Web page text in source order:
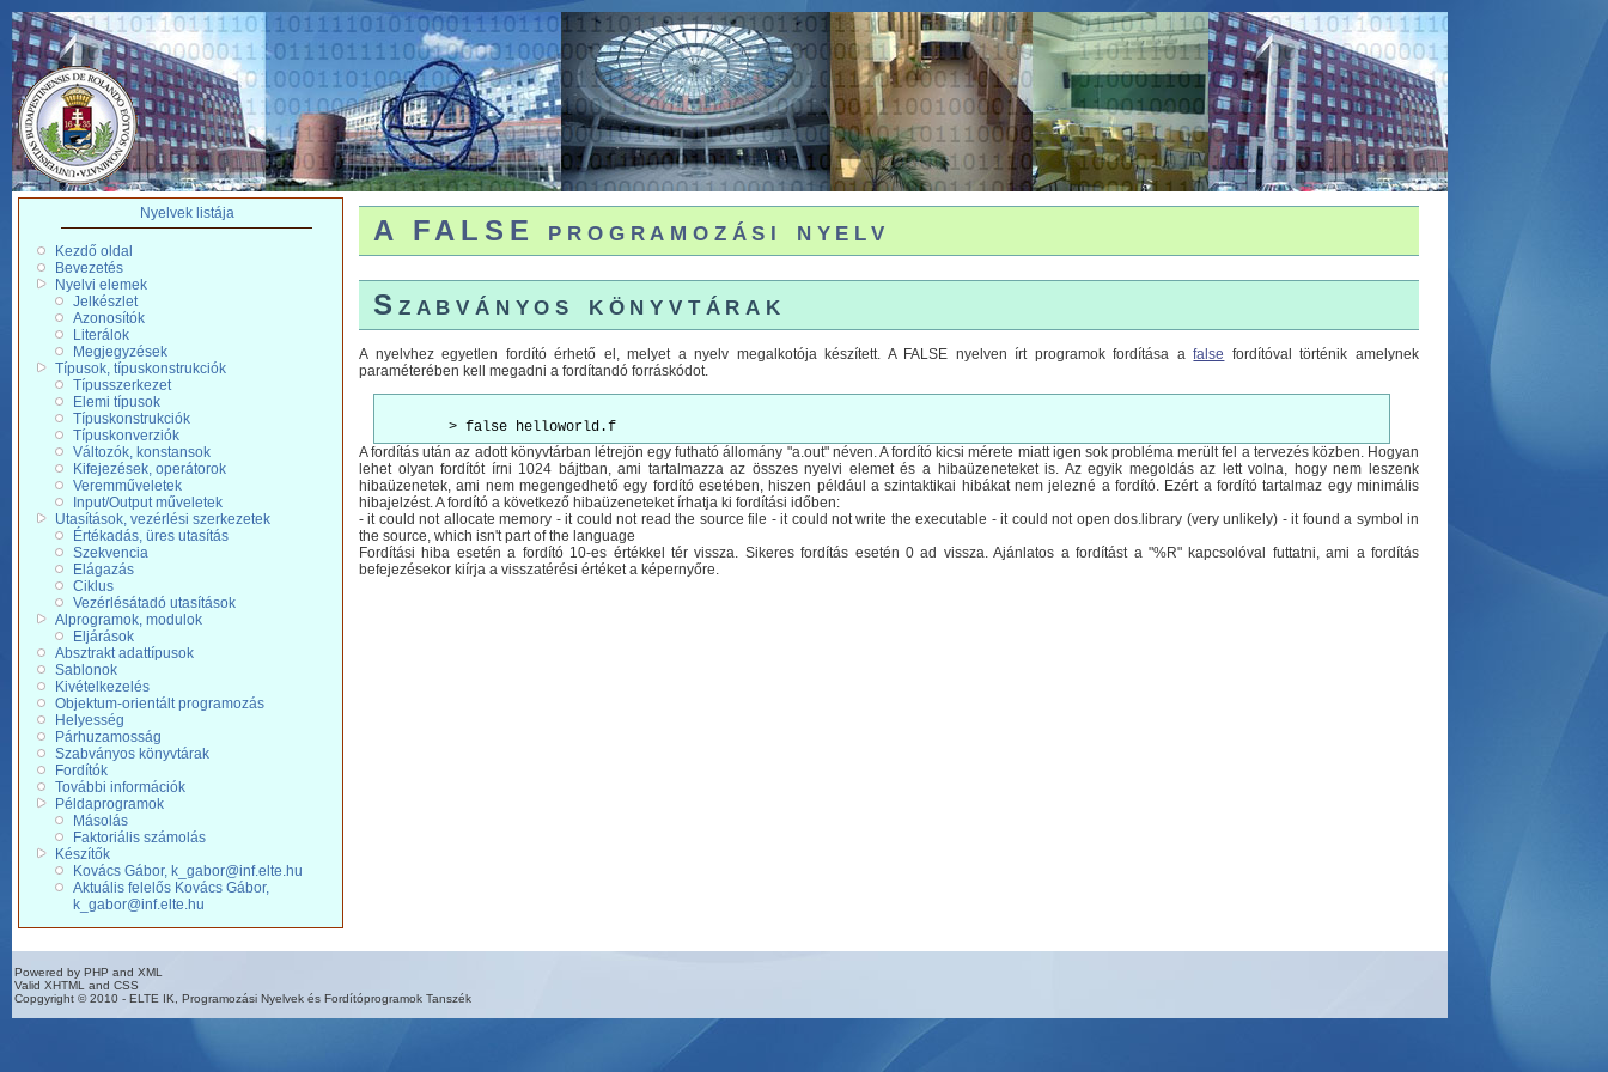
Nyelvek listája
Kezdő oldal
Bevezetés
Nyelvi elemek
Jelkészlet
Azonosítók
Literálok
Megjegyzések
Típusok, típuskonstrukciók
Típusszerkezet
Elemi típusok
Típuskonstrukciók
Típuskonverziók
Változók, konstansok
Kifejezések, operátorok
Veremműveletek
Input/Output műveletek
Utasítások, vezérlési szerkezetek
Értékadás, üres utasítás
Szekvencia
Elágazás
Ciklus
Vezérlésátadó utasítások
Alprogramok, modulok
Eljárások
Absztrakt adattípusok
Sablonok
Kivételkezelés
Objektum-orientált programozás
Helyesség
Párhuzamosság
Szabványos könyvtárak
Fordítók
További információk
Példaprogramok
Másolás
Faktoriális számolás
Készítők
Kovács Gábor, k_gabor@inf.elte.hu
Aktuális felelős Kovács Gábor,
k_gabor@inf.elte.hu
A FALSE programozási nyelv
Szabványos könyvtárak
A nyelvhez egyetlen fordító érhető el, melyet a nyelv megalkotója készített. A FALSE nyelven írt programok fordítása afalse fordítóval történik amelynek
paraméterében kell megadni a fordítandó forráskódot.
A fordítás után az adott könyvtárban létrejön egy futható állomány "a.out" néven. A fordító kicsi mérete miatt igen sok probléma merült fel a tervezés közben. Hogyan
lehet olyan fordítót írni 1024 bájtban, ami tartalmazza az összes nyelvi elemet és a hibaüzeneteket is. Az egyik megoldás az lett volna, hogy nem leszenk
hibaüzenetek, ami nem megengedhető egy fordító esetében, hiszen például a szintaktikai hibákat nem jelezné a fordító. Ezért a fordító tartalmaz egy minimális
hibajelzést. A fordító a következő hibaüzeneteket írhatja ki fordítási időben:
- it could not allocate memory - it could not read the source file - it could not write the executable - it could not open dos.library (very unlikely) - it found a symbol in
the source, which isn't part of the language
Fordítási hiba esetén a fordító 10-es értékkel tér vissza. Sikeres fordítás esetén 0 ad vissza. Ajánlatos a fordítást a "%R" kapcsolóval futtatni, ami a fordítás
befejezésekor kiírja a visszatérési értéket a képernyőre.
Powered by PHP and XML
Valid XHTML and CSS
Copgyright © 2010 - ELTE IK, Programozási Nyelvek és Fordítóprogramok Tanszék